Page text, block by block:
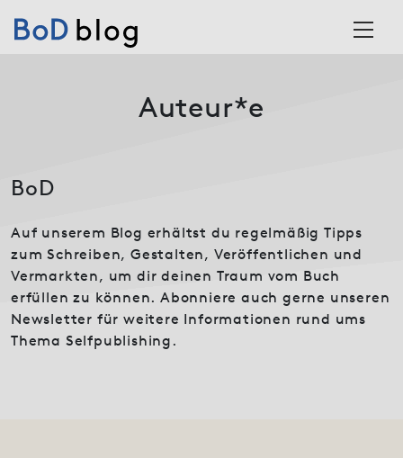
Main Navigation
Auteur*e
BoD
Auf unserem Blog erhältst du regelmäßig Tipps
zum Schreiben, Gestalten, Veröffentlichen und
Vermarkten, um dir deinen Traum vom Buch
erfüllen zu können. Abonniere auch gerne unseren
Newsletter für weitere Informationen rund ums
Thema Selfpublishing.